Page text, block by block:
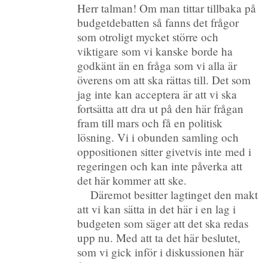
Herr talman! Om man tittar tillbaka på
budgetdebatten så fanns det frågor
som otroligt mycket större och
viktigare som vi kanske borde ha
godkänt än en fråga som vi alla är
överens om att ska rättas till. Det som
jag inte kan acceptera är att vi ska
fortsätta att dra ut på den här frågan
fram till mars och få en politisk
lösning. Vi i obunden samling och
oppositionen sitter givetvis inte med i
regeringen och kan inte påverka att
det här kommer att ske.
Däremot besitter lagtinget den makt
att vi kan sätta in det här i en lag i
budgeten som säger att det ska redas
upp nu. Med att ta det här beslutet,
som vi gick inför i diskussionen här